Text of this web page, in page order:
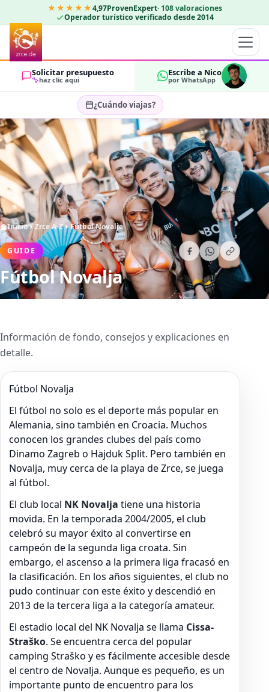
★★★★★4,97ProvenExpert· 108 valoraciones
Operador turístico verificado desde 2014
Solicitar presupuesto
haz clic aquí
Escribe a Nico
por WhatsApp
¿Cuándo viajas?
Seleccionar fechas…
HUÉSPEDES
2 OK
Inicio Zrce A-Z Fútbol Novalja
GUIDE
Fútbol Novalja
Información de fondo, consejos y explicaciones en
detalle.
Fútbol Novalja
El fútbol no solo es el deporte más popular en
Alemania, sino también en Croacia. Muchos
conocen los grandes clubes del país como
Dinamo Zagreb o Hajduk Split. Pero también en
Novalja, muy cerca de la playa de Zrce, se juega
al fútbol.
El club local NK Novalja tiene una historia
movida. En la temporada 2004/2005, el club
celebró su mayor éxito al convertirse en
campeón de la segunda liga croata. Sin
embargo, el ascenso a la primera liga fracasó en
la clasificación. En los años siguientes, el club no
pudo continuar con este éxito y descendió en
2013 de la tercera liga a la categoría amateur.
El estadio local del NK Novalja se llama Cissa-
Straško. Se encuentra cerca del popular
camping Straško y es fácilmente accesible desde
el centro de Novalja. Aunque es pequeño, es un
importante punto de encuentro para los